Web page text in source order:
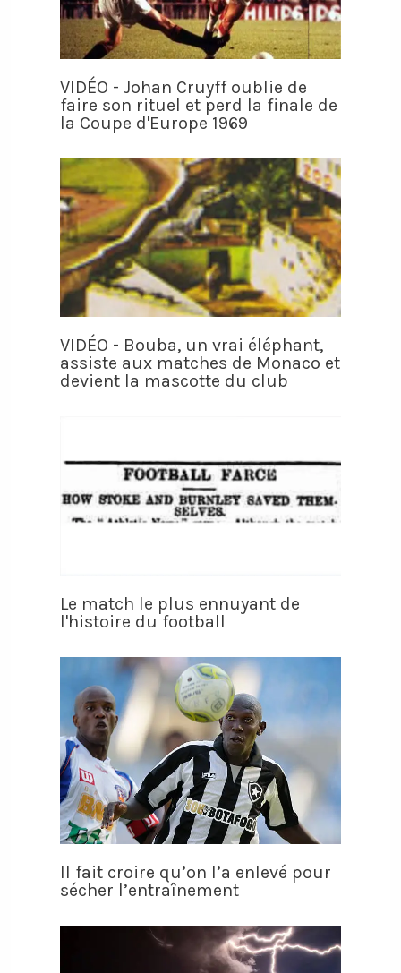
VIDÉO - Johan Cruyff oublie de
faire son rituel et perd la finale de
la Coupe d'Europe 1969
VIDÉO - Bouba, un vrai éléphant,
assiste aux matches de Monaco et
devient la mascotte du club
Le match le plus ennuyant de
l'histoire du football
Il fait croire qu’on l’a enlevé pour
sécher l’entraînement